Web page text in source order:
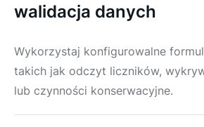
walidacja danych
Wykorzystaj konfigurowalne
takich jak odczyt liczników,
lub czynności konserwacyjne.